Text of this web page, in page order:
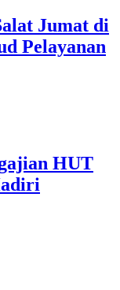
Jumat di
Pelayanan
HUT